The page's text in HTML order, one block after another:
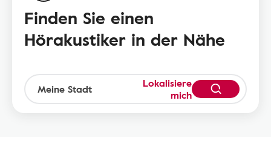
Finden Sie einen
Hörakustiker in der Nähe
Lokalisiere
mich